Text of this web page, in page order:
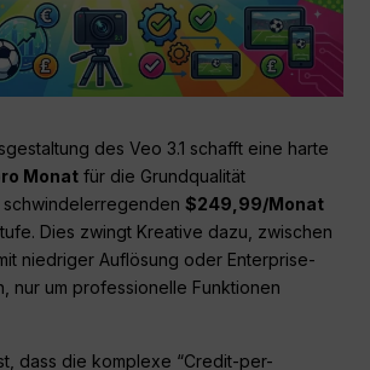
des Veo 3.1 schafft eine harte
Monat für die Grundqualität
$249,99/Monat
Dies zwingt Kreative dazu, zwischen
niedriger Auflösung oder Enterprise-
nur um professionelle Funktionen
dass die komplexe “Credit-per-